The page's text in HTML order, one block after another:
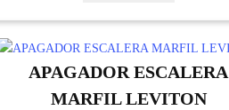
APAGADOR ESCALERA
MARFIL LEVITON